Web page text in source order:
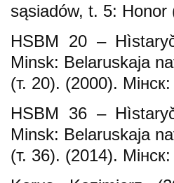
sąsiadów, t. 5:
HSBM 20 –
Mіnsk: Belaruskaja
(т. 20). (2000).
HSBM 36 –
Minsk: Belaruskaja
(т. 36). (2014).